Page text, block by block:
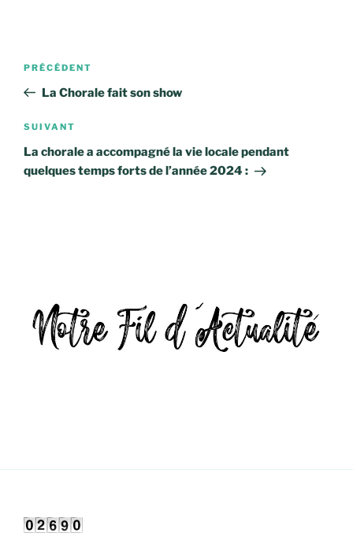
Navigation
l’article
Article
précédent
PRÉCÉDENT
La Chorale fait son show
Article
suivant
SUIVANT
La chorale a accompagné la vie locale pendant
quelques temps forts de l’année 2024 :